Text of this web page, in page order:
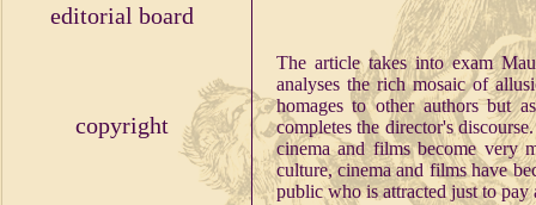
editorial board
copyright
The article takes into exam
analyses the rich mosaic of
homages to other authors but
completes the director's
cinema and films become very
culture, cinema and films have
public who is attracted just to pay